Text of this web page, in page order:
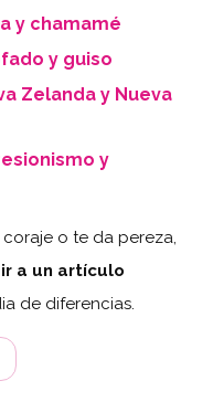
y chamamé
y guiso
Zelanda y Nueva
y
coraje o te da pereza,
ir a un artículo
de diferencias.